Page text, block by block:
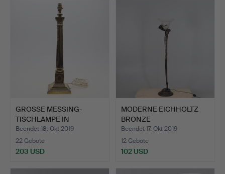
GROSSE MESSING-
TISCHLAMPE IN
KORINTHISCHER…
Beendet 18. Okt 2019
22 Gebote
203 USD
MODERNE EICHHOLTZ
BRONZE
STANDARDLAMPE NAC…
Beendet 17. Okt 2019
12 Gebote
102 USD